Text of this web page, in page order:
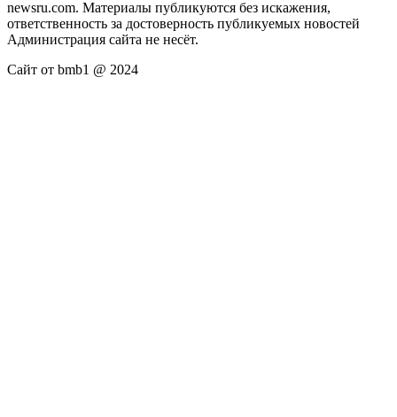
newsru.com. Материалы публикуются без искажения,
ответственность за достоверность публикуемых новостей
Администрация сайта не несёт.
Сайт от bmb1 @ 2024